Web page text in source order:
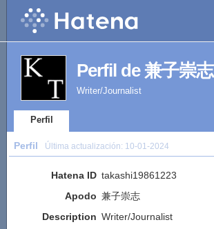
Perfil de 兼子崇志
Writer/Journalist
Perfil
Perfil Última actualización: 10-01-2024
Hatena ID takashi19861223
Apodo 兼子崇志
Description Writer/Journalist